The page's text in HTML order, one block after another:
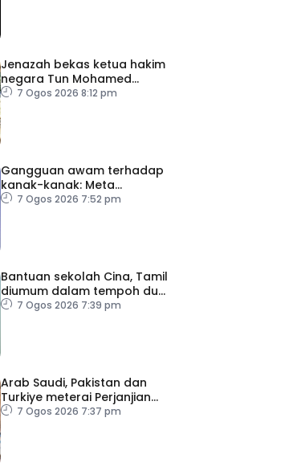
Jenazah bekas ketua hakim
negara Tun Mohamed
Eusoff Chin selamat
7 Ogos 2026 8:12 pm
Gangguan awam terhadap
kanak-kanak: Meta
diperintah bayar RM2.5
7 Ogos 2026 7:52 pm
Bantuan sekolah Cina, Tamil
diumum dalam tempoh dua
minggu
7 Ogos 2026 7:39 pm
Arab Saudi, Pakistan dan
Turkiye meterai Perjanjian
Pertahanan Bersama
7 Ogos 2026 7:37 pm